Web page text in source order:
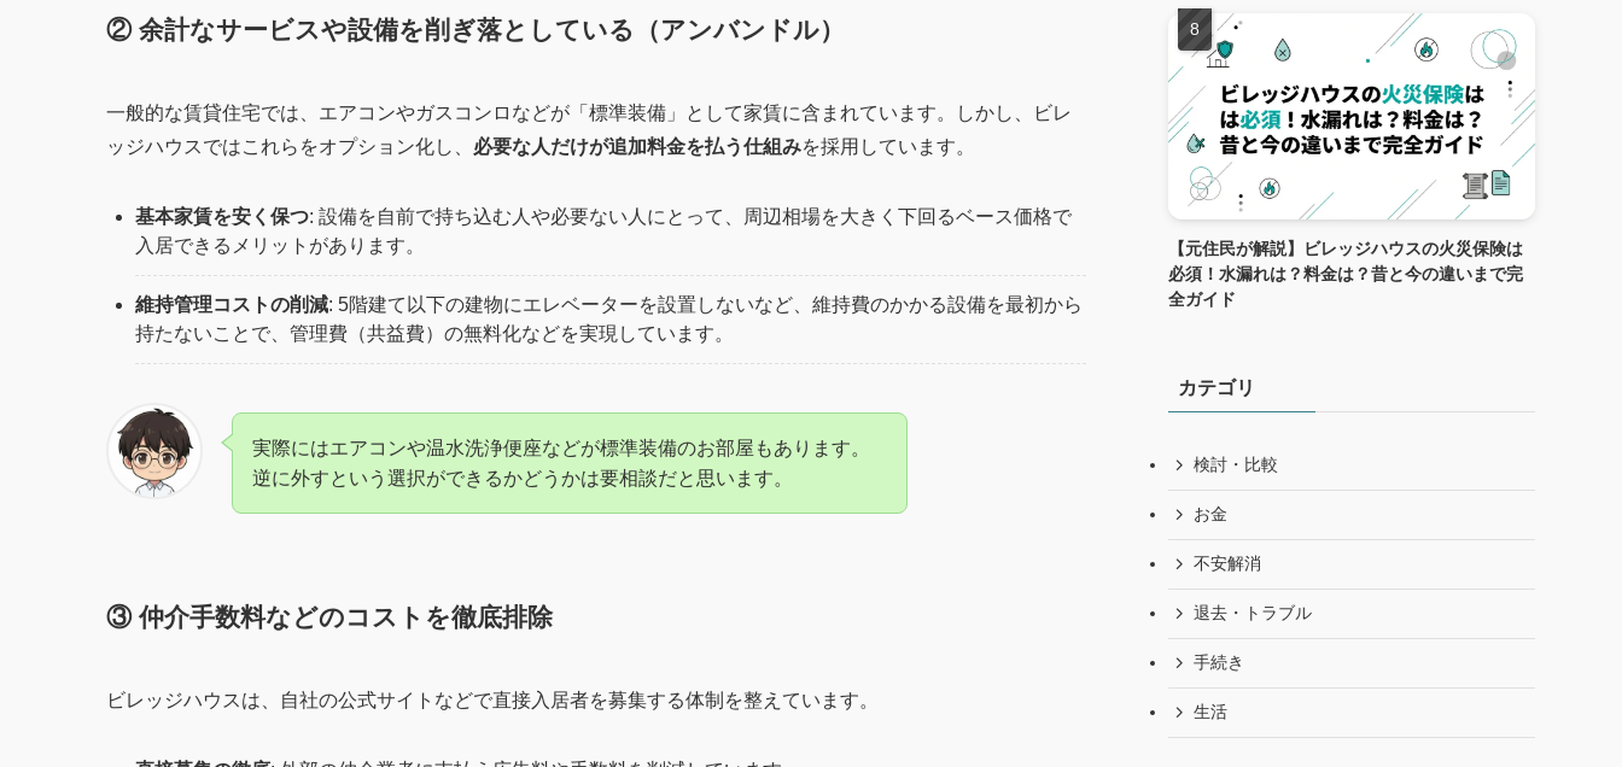
② 余計なサービスや設備を削ぎ落としている（アンバンドル）
一般的な賃貸住宅では、エアコンやガスコンロなどが「標準装備」として家賃に含まれています。しかし、ビレ
ッジハウスではこれらをオプション化し、 必要な人だけが追加料金を払う仕組みを採用しています。
基本家賃を安く保つ: 設備を自前で持ち込む人や必要ない人にとって、周辺相場を大きく下回るベース価格で
入居できるメリットがあります。
維持管理コストの削減: 5階建て以下の建物にエレベーターを設置しないなど、維持費のかかる設備を最初から
持たないことで、管理費（共益費）の無料化などを実現しています。
実際にはエアコンや温水洗浄便座などが標準装備のお部屋もあります。
逆に外すという選択ができるかどうかは要相談だと思います。
③ 仲介手数料などのコストを徹底排除
ビレッジハウスは、自社の公式サイトなどで直接入居者を募集する体制を整えています。
【元住民が解説】ビレッジハウスの火災保険は
必須！水漏れは？料金は？昔と今の違いまで完
全ガイド
カテゴリ
検討・比較
お金
不安解消
退去・トラブル
手続き
生活